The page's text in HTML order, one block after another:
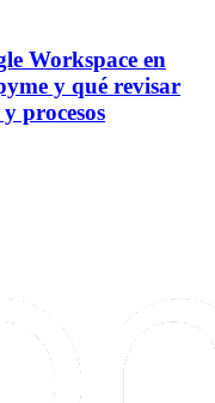
Workspace en
y qué revisar
procesos